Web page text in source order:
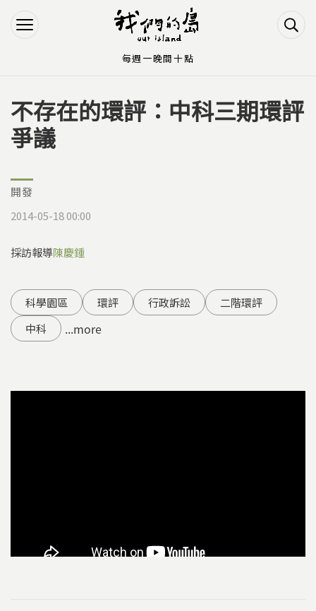
Jump to Navigation
Jump to Main content
您在這裡
不存在的環評：中科三期環評
爭議
開發
2014-05-18 00:00
採訪報導陳慶鍾
科學園區 環評 行政訴訟
二階環評
中科
...more
每週一晚間十點